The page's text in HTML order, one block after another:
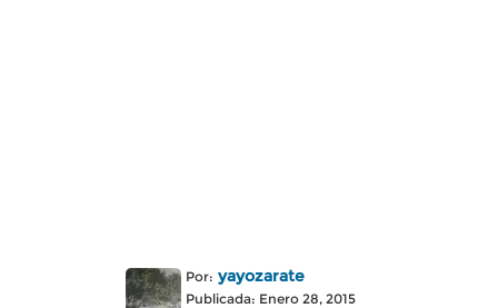
Por: yayozarate
Publicada: Enero 28, 2015